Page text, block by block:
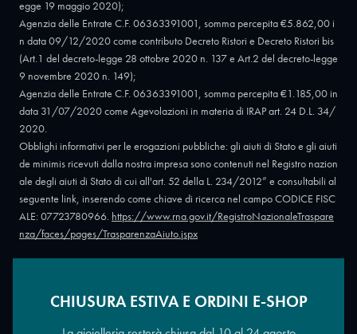
egge 19 maggio 2020);
Agenzia delle Entrate C.F. 06363391001, somma percepita €5.862,00 i
n data 09/12/2020 come contributo Decreto Ristori e Decreto Ristori bis
(Art.1 del decreto-legge 28 ottobre 2020 n. 137 e Art.2 del decreto-legge
9 novembre 2020 n. 149);
Agenzia delle Entrate C.F. 06363391001, somma percepita €1.185,00 in
data 31/07/2020 come Agevolazioni in materia di IRAP art. 24 D.L. 34/
2020.
Obblighi informativi per le erogazioni pubbliche: gli aiuti di Stato e gli aiuti
de minimis ricevuti dalla nostra impresa sono contenuti nel Registro nazion
ale degli aiuti di Stato di cui all'art. 52 della L. 234/2012” e consultabili al
seguente link, inserendo come chiave di ricerca nel campo CODICE FISC
ALE: 07723780966. https://www.rna.gov.it/RegistroNazionaleTraspare
nza/faces/pages/TrasparenzaAiuto.jspx
Copyright © 2026 - Oreficeria Enrico Sali Conti e C. snc - Partita IVA
CHIUSURA ESTIVA E ORDINI E-SHOP